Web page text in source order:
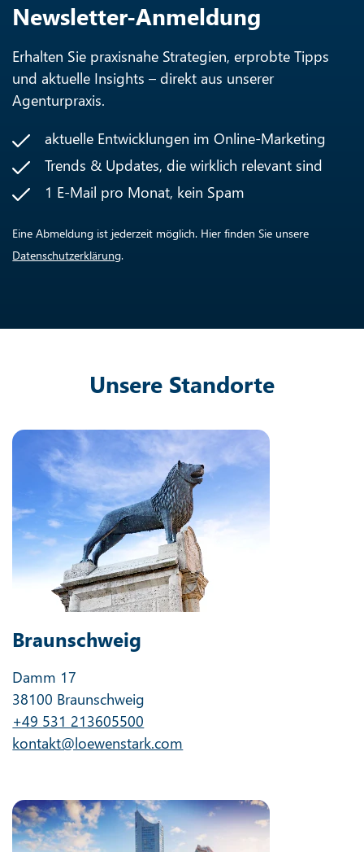
Newsletter-Anmeldung
Erhalten Sie praxisnahe Strategien, erprobte Tipps
und aktuelle Insights – direkt aus unserer
Agenturpraxis.
aktuelle Entwicklungen im Online-Marketing
Trends & Updates, die wirklich relevant sind
1 E-Mail pro Monat, kein Spam
Eine Abmeldung ist jederzeit möglich. Hier finden Sie unsere
Datenschutzerklärung.
Unsere Standorte
Braunschweig
Damm 17
38100 Braunschweig
+49 531 213605500
kontakt@loewenstark.com